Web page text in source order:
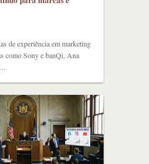
de experiência em marketing
como Sony e banQi, Ana